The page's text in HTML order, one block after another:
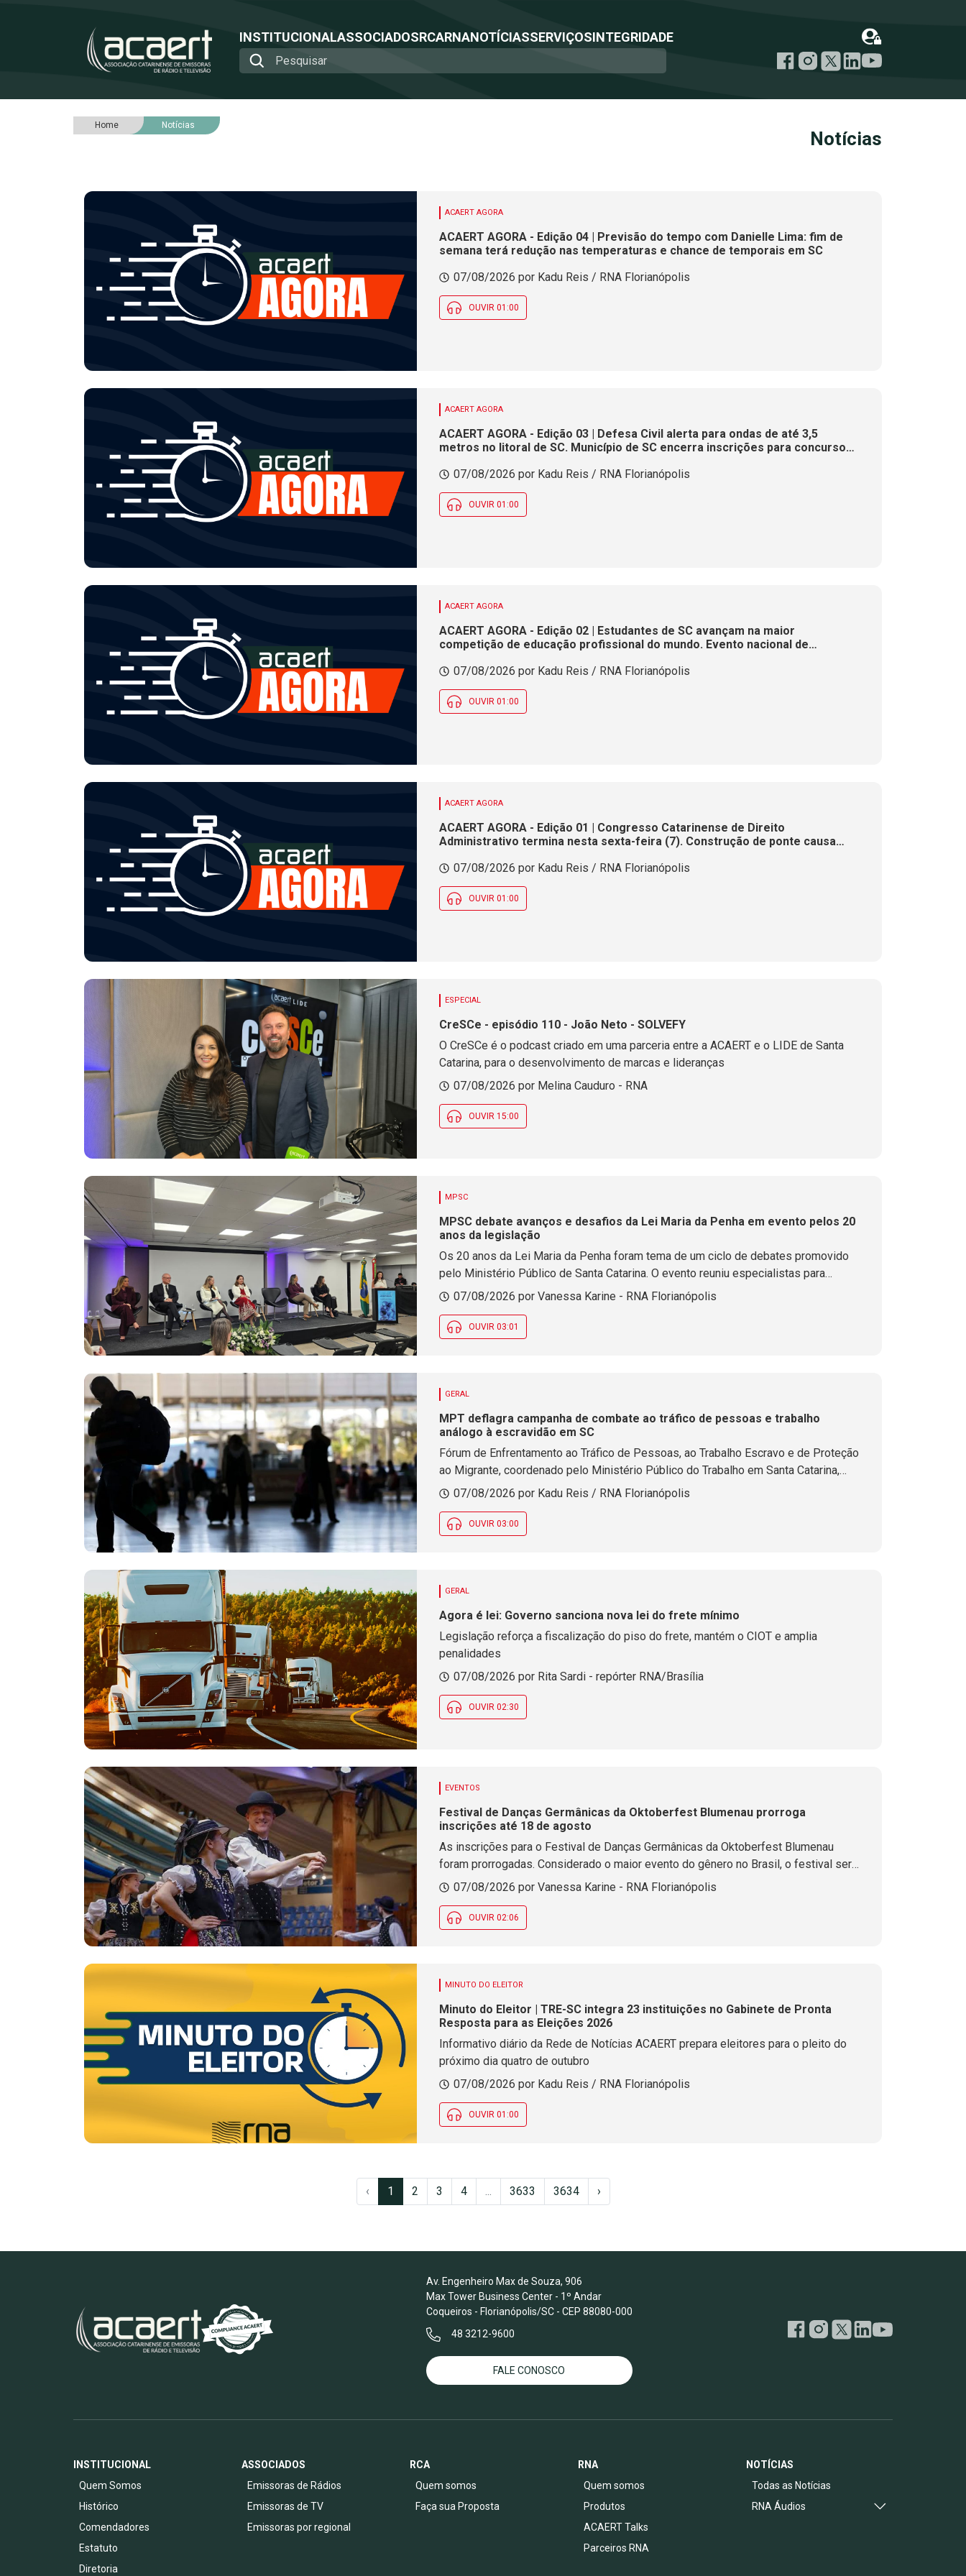
INSTITUCIONALASSOCIADOSRCARNANOTÍCIASSERVIÇOSINTEGRIDADE
Home Notícias
Notícias
ACAERT AGORA
ACAERT AGORA - Edição 04 | Previsão do tempo com Danielle Lima: fim de
semana terá redução nas temperaturas e chance de temporais em SC
07/08/2026 por Kadu Reis / RNA Florianópolis
OUVIR 01:00
ACAERT AGORA
ACAERT AGORA - Edição 03 | Defesa Civil alerta para ondas de até 3,5
metros no litoral de SC. Município de SC encerra inscrições para concurso
imigrantes em SC
07/08/2026 por Kadu Reis / RNA Florianópolis
OUVIR 01:00
ACAERT AGORA
ACAERT AGORA - Edição 02 | Estudantes de SC avançam na maior
competição de educação profissional do mundo. Evento nacional de
Certificação de Responsabilidade Social nesta sexta (7)
07/08/2026 por Kadu Reis / RNA Florianópolis
OUVIR 01:00
ACAERT AGORA
ACAERT AGORA - Edição 01 | Congresso Catarinense de Direito
Administrativo termina nesta sexta-feira (7). Construção de ponte causa
ao longo do dia, mas se mantém em parte de SC
07/08/2026 por Kadu Reis / RNA Florianópolis
OUVIR 01:00
ESPECIAL
CreSCe - episódio 110 - João Neto - SOLVEFY
O CreSCe é o podcast criado em uma parceria entre a ACAERT e o LIDE de Santa
Catarina, para o desenvolvimento de marcas e lideranças
07/08/2026 por Melina Cauduro - RNA
OUVIR 15:00
MPSC
MPSC debate avanços e desafios da Lei Maria da Penha em evento pelos 20
anos da legislação
Os 20 anos da Lei Maria da Penha foram tema de um ciclo de debates promovido
pelo Ministério Público de Santa Catarina. O evento reuniu especialistas para
discutir avanços da legislação e os desafios que ainda existem no enfrentamento à
07/08/2026 por Vanessa Karine - RNA Florianópolis
OUVIR 03:01
GERAL
MPT deflagra campanha de combate ao tráfico de pessoas e trabalho
análogo à escravidão em SC
Fórum de Enfrentamento ao Tráfico de Pessoas, ao Trabalho Escravo e de Proteção
ao Migrante, coordenado pelo Ministério Público do Trabalho em Santa Catarina,
desenvolve ações de conscientização ao longo deste mês
07/08/2026 por Kadu Reis / RNA Florianópolis
OUVIR 03:00
GERAL
Agora é lei: Governo sanciona nova lei do frete mínimo
Legislação reforça a fiscalização do piso do frete, mantém o CIOT e amplia
penalidades
07/08/2026 por Rita Sardi - repórter RNA/Brasília
OUVIR 02:30
EVENTOS
Festival de Danças Germânicas da Oktoberfest Blumenau prorroga
inscrições até 18 de agosto
As inscrições para o Festival de Danças Germânicas da Oktoberfest Blumenau
foram prorrogadas. Considerado o maior evento do gênero no Brasil, o festival será
realizado durante a 41ª edição da festa e reúne grupos de dança de diferentes
07/08/2026 por Vanessa Karine - RNA Florianópolis
OUVIR 02:06
MINUTO DO ELEITOR
Minuto do Eleitor | TRE-SC integra 23 instituições no Gabinete de Pronta
Resposta para as Eleições 2026
Informativo diário da Rede de Notícias ACAERT prepara eleitores para o pleito do
próximo dia quatro de outubro
07/08/2026 por Kadu Reis / RNA Florianópolis
OUVIR 01:00
‹ 1 2 3 4 ... 3633 3634 ›
Av. Engenheiro Max de Souza, 906
Max Tower Business Center - 1º Andar
Coqueiros - Florianópolis/SC - CEP 88080-000
48 3212-9600
FALE CONOSCO
INSTITUCIONAL
Quem Somos
Histórico
Comendadores
Estatuto
Diretoria
ASSOCIADOS
Emissoras de Rádios
Emissoras de TV
Emissoras por regional
RCA
Quem somos
Faça sua Proposta
RNA
Quem somos
Produtos
ACAERT Talks
Parceiros RNA
NOTÍCIAS
Todas as Notícias
RNA Áudios